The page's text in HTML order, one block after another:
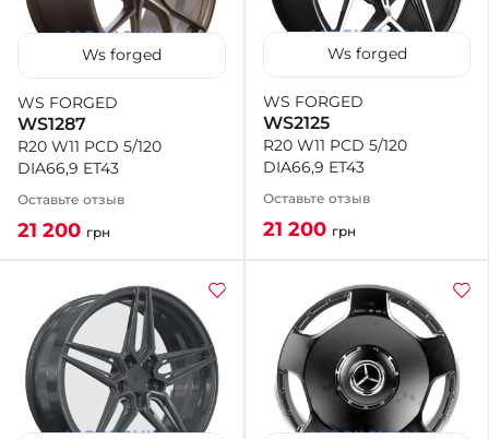
+38 (077) 7-184-184
- Донецкое шоссе
+38 (050)-911-911-2
- Щепкина
+38 (099)-643-33-77
- Тополь
+38 (068)-923-74-19
- Калиновая
Ws forged
WS FORGED
WS1287
R20 W11 PCD 5/120
DIA66,9 ET43
Оставьте отзыв
21 200 грн
Ws forged
WS FORGED
WS2125
R20 W11 PCD 5/120
DIA66,9 ET43
Оставьте отзыв
21 200 грн